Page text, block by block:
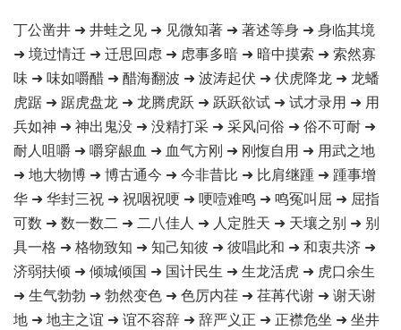
丁公凿井 ➜ 井蛙之见 ➜ 见微知著 ➜ 著述等身 ➜ 身临其境
➜ 境过情迁 ➜ 迁思回虑 ➜ 虑事多暗 ➜ 暗中摸索 ➜ 索然寡
味 ➜ 味如嚼醋 ➜ 醋海翻波 ➜ 波涛起伏 ➜ 伏虎降龙 ➜ 龙蟠
虎踞 ➜ 踞虎盘龙 ➜ 龙腾虎跃 ➜ 跃跃欲试 ➜ 试才录用 ➜ 用
兵如神 ➜ 神出鬼没 ➜ 没精打采 ➜ 采风问俗 ➜ 俗不可耐 ➜
耐人咀嚼 ➜ 嚼穿龈血 ➜ 血气方刚 ➜ 刚愎自用 ➜ 用武之地
➜ 地大物博 ➜ 博古通今 ➜ 今非昔比 ➜ 比肩继踵 ➜ 踵事增
华 ➜ 华封三祝 ➜ 祝咽祝哽 ➜ 哽噎难鸣 ➜ 鸣冤叫屈 ➜ 屈指
可数 ➜ 数一数二 ➜ 二八佳人 ➜ 人定胜天 ➜ 天壤之别 ➜ 别
具一格 ➜ 格物致知 ➜ 知己知彼 ➜ 彼唱此和 ➜ 和衷共济 ➜
济弱扶倾 ➜ 倾城倾国 ➜ 国计民生 ➜ 生龙活虎 ➜ 虎口余生
➜ 生气勃勃 ➜ 勃然变色 ➜ 色厉内荏 ➜ 荏苒代谢 ➜ 谢天谢
地 ➜ 地主之谊 ➜ 谊不容辞 ➜ 辞严义正 ➜ 正襟危坐 ➜ 坐井